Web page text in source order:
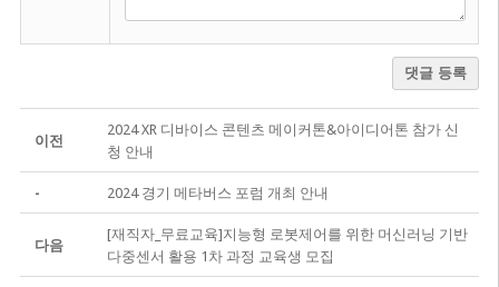
댓글 등록
이전
2024 XR 디바이스 콘텐츠 메이커톤&아이디어톤 참가 신
청 안내
- 2024 경기 메타버스 포럼 개최 안내
다음
[재직자_무료교육]지능형 로봇제어를 위한 머신러닝 기반
다중센서 활용 1차 과정 교육생 모집